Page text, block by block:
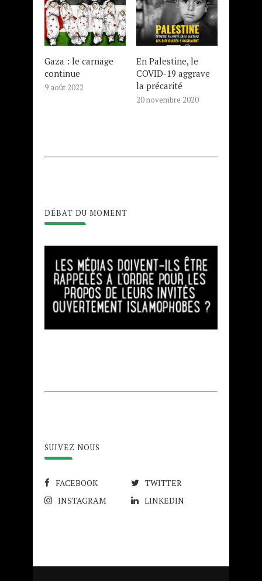
Gaza : le carnage
continue
9 août 2022
En Palestine, le
COVID-19 aggrave
la précarité
20 novembre 2020
DÉBAT DU MOMENT
SUIVEZ NOUS
FACEBOOK
TWITTER
INSTAGRAM
LINKEDIN